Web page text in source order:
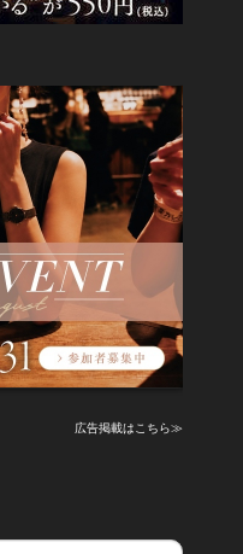
広告掲載はこちら≫